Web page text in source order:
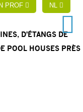
PROF NL
D'ÉTANGS DE
POOL HOUSES PRÈS